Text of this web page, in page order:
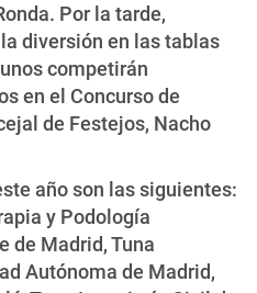
Por la tarde,
diversión en las tablas
competirán
en el Concurso de
de Festejos, Nacho
año son las siguientes:
y Podología
de Madrid, Tuna
Autónoma de Madrid,